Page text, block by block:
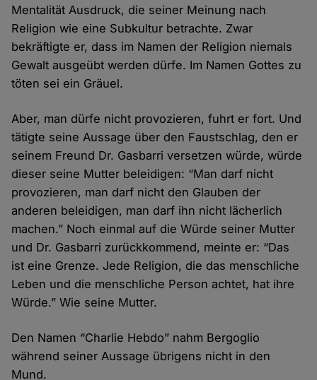
Mentalität Ausdruck, die seiner Meinung nach
Religion wie eine Subkultur betrachte. Zwar
bekräftigte er, dass im Namen der Religion niemals
Gewalt ausgeübt werden dürfe. Im Namen Gottes zu
töten sei ein Gräuel.
Aber, man dürfe nicht provozieren, fuhrt er fort. Und
tätigte seine Aussage über den Faustschlag, den er
seinem Freund Dr. Gasbarri versetzen würde, würde
dieser seine Mutter beleidigen: “Man darf nicht
provozieren, man darf nicht den Glauben der
anderen beleidigen, man darf ihn nicht lächerlich
machen.” Noch einmal auf die Würde seiner Mutter
und Dr. Gasbarri zurückkommend, meinte er: “Das
ist eine Grenze. Jede Religion, die das menschliche
Leben und die menschliche Person achtet, hat ihre
Würde.” Wie seine Mutter.
Den Namen “Charlie Hebdo” nahm Bergoglio
während seiner Aussage übrigens nicht in den
Mund.